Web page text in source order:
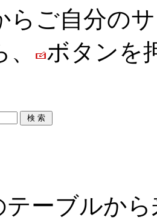
らご自分の
ボタンを
テーブルか